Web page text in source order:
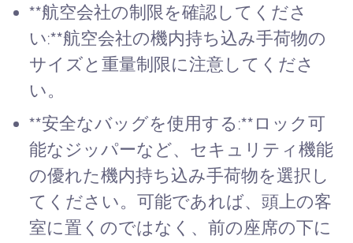
**航空会社の制限を確認してくださ
い:**航空会社の機内持ち込み手荷物の
サイズと重量制限に注意してくださ
い。
**安全なバッグを使用する:**ロック可
能なジッパーなど、セキュリティ機能
の優れた機内持ち込み手荷物を選択し
てください。可能であれば、頭上の客
室に置くのではなく、前の座席の下に